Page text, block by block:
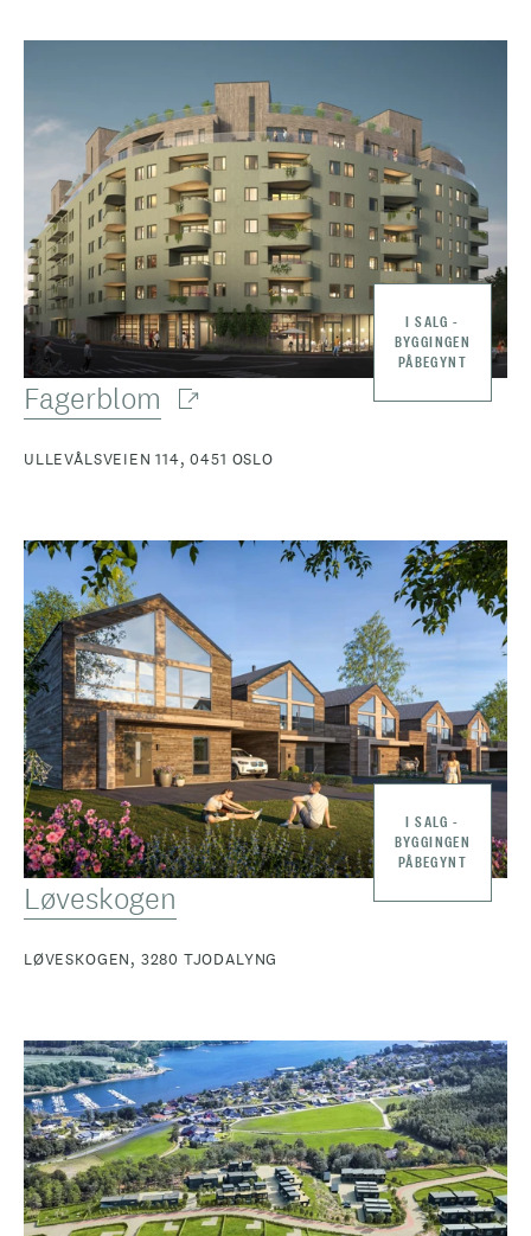
Fagerblom
ULLEVÅLSVEIEN 114, 0451 OSLO
I SALG -
BYGGINGEN
PÅBEGYNT
Løveskogen
LØVESKOGEN, 3280 TJODALYNG
I SALG -
BYGGINGEN
PÅBEGYNT